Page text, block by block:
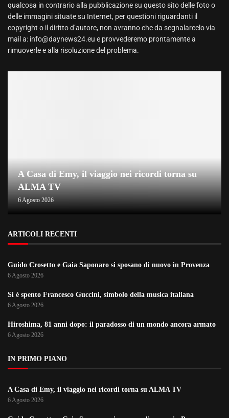
qualcosa in contrario alla pubblicazione su questo sito delle foto o
delle immagini situate su Internet, per questioni riguardanti il
copyright o il diritto d’autore, non avranno che da segnalarcelo via
mail a: info@daynews24.eu e provvederemo prontamente a
rimuoverle e alla risoluzione del problema.
A Casa di Emy, il viaggio nei ricordi torna su
ALMA TV
6 Agosto 2026
ARTICOLI RECENTI
Guido Crosetto e Gaia Saponaro si sposano di nuovo in Provenza
6 Agosto 2026
Si è spento Francesco Guccini, simbolo della musica italiana
6 Agosto 2026
Hiroshima, 81 anni dopo: il paradosso di un mondo ancora armato
6 Agosto 2026
IN PRIMO PIANO
A Casa di Emy, il viaggio nei ricordi torna su ALMA TV
6 Agosto 2026